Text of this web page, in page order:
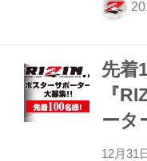
頂きま
先着
『
ータ
12月31